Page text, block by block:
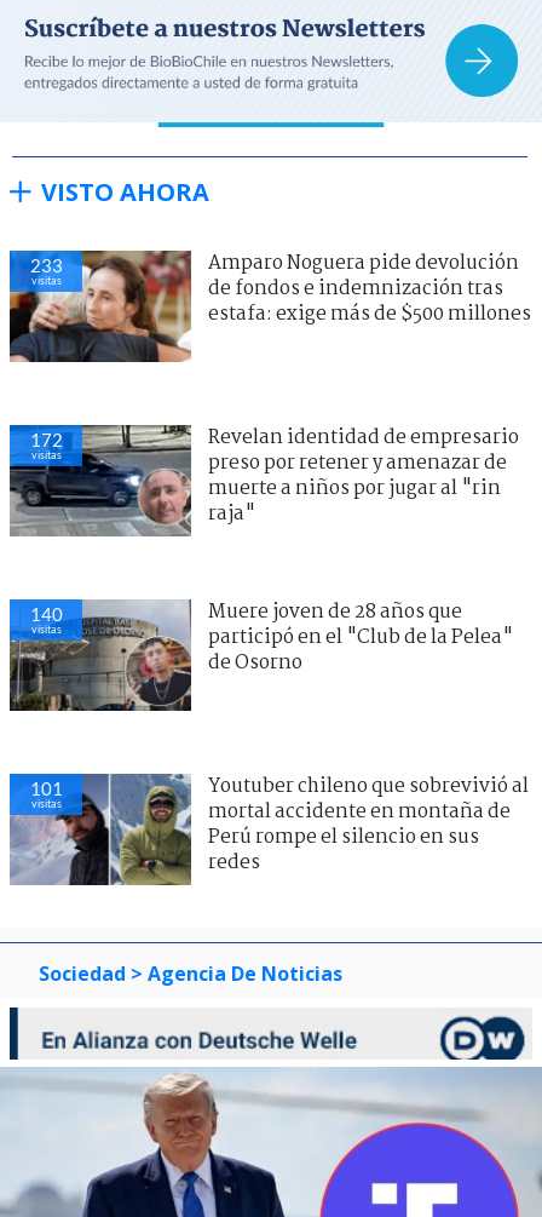
VISTO AHORA
233
visitas
Amparo Noguera pide devolución
de fondos e indemnización tras
estafa: exige más de $500 millones
172
visitas
Revelan identidad de empresario
preso por retener y amenazar de
muerte a niños por jugar al "rin
raja"
140
visitas
Muere joven de 28 años que
participó en el "Club de la Pelea"
de Osorno
101
visitas
Youtuber chileno que sobrevivió al
mortal accidente en montaña de
Perú rompe el silencio en sus
redes
Sociedad > Agencia De Noticias